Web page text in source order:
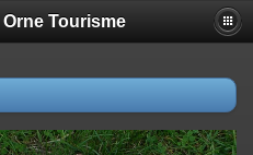
Tourisme